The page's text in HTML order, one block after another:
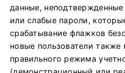
данные,
или слабые пароли,
срабатывание флажков
новые пользователи
правильного режима